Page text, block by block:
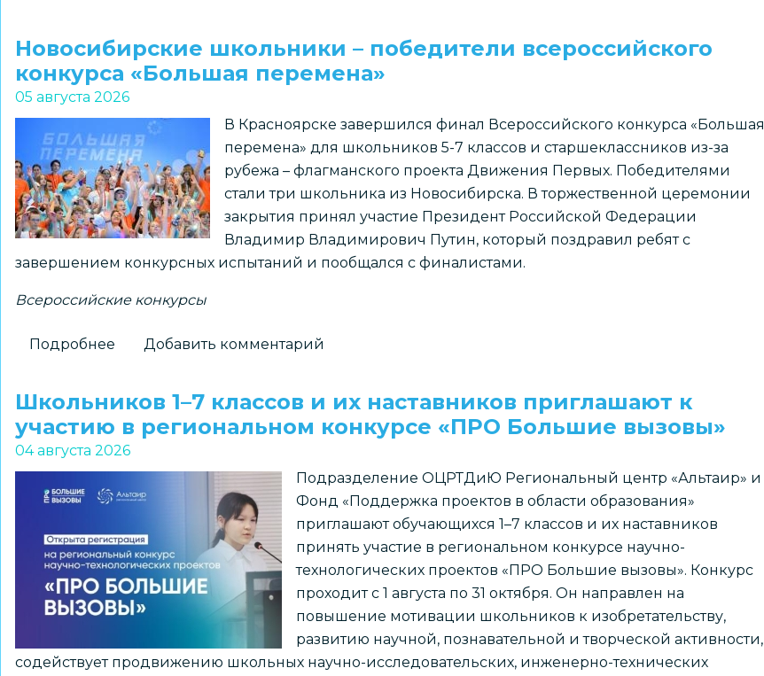
установит
флаг
региона
Северном
полюсе
Новосибирские школьники – победители всероссийского
конкурса «Большая перемена»
05 августа 2026
В Красноярске завершился финал Всероссийского конкурса «Большая
перемена» для школьников 5-7 классов и старшеклассников из-за
рубежа – флагманского проекта Движения Первых. Победителями
стали три школьника из Новосибирска. В торжественной церемонии
закрытия принял участие Президент Российской Федерации
Владимир Владимирович Путин, который поздравил ребят с
завершением конкурсных испытаний и пообщался с финалистами.
Всероссийские конкурсы
Подробнее
школьники
–
победители
всероссийского
«Большая
Добавить комментарий
Школьников 1–7 классов и их наставников приглашают к
участию в региональном конкурсе «ПРО Большие вызовы»
04 августа 2026
Подразделение ОЦРТДиЮ Региональный центр «Альтаир» и
Фонд «Поддержка проектов в области образования»
приглашают обучающихся 1–7 классов и их наставников
принять участие в региональном конкурсе научно-
технологических проектов «ПРО Большие вызовы». Конкурс
проходит с 1 августа по 31 октября. Он направлен на
повышение мотивации школьников к изобретательству,
развитию научной, познавательной и творческой активности,
содействует продвижению школьных научно-исследовательских, инженерно-технических